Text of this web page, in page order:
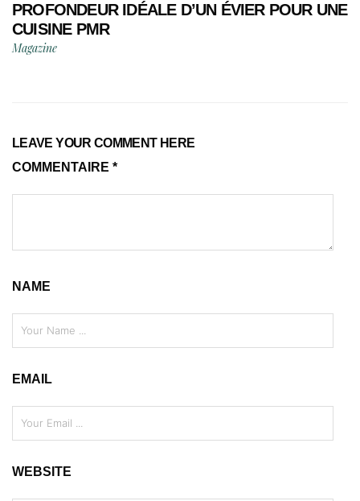
PROFONDEUR IDÉALE D’UN ÉVIER POUR UNE
CUISINE PMR
Magazine
LEAVE YOUR COMMENT HERE
COMMENTAIRE *
NAME
EMAIL
WEBSITE